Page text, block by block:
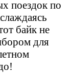
поездок по
байк не
для